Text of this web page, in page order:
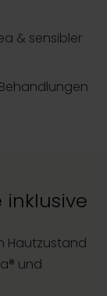
& sensibler
inklusive
Hautzustand
und